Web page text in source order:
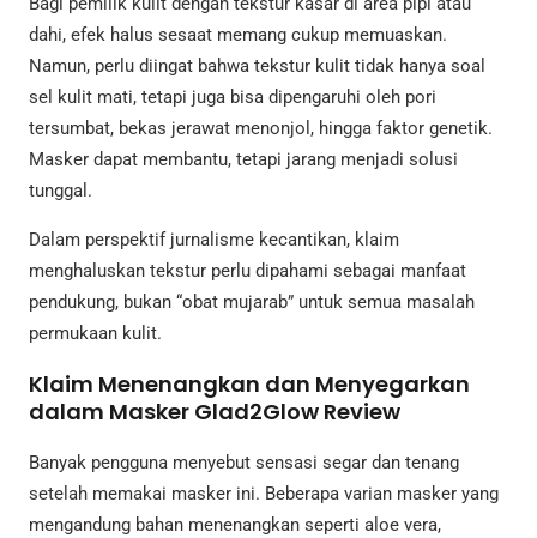
dahi, efek halus sesaat memang cukup memuaskan.
Namun, perlu diingat bahwa tekstur kulit tidak hanya soal
sel kulit mati, tetapi juga bisa dipengaruhi oleh pori
tersumbat, bekas jerawat menonjol, hingga faktor genetik.
Masker dapat membantu, tetapi jarang menjadi solusi
tunggal.
Dalam perspektif jurnalisme kecantikan, klaim
menghaluskan tekstur perlu dipahami sebagai manfaat
pendukung, bukan “obat mujarab” untuk semua masalah
permukaan kulit.
Klaim Menenangkan dan Menyegarkan
dalam Masker Glad2Glow Review
Banyak pengguna menyebut sensasi segar dan tenang
setelah memakai masker ini. Beberapa varian masker yang
mengandung bahan menenangkan seperti aloe vera,